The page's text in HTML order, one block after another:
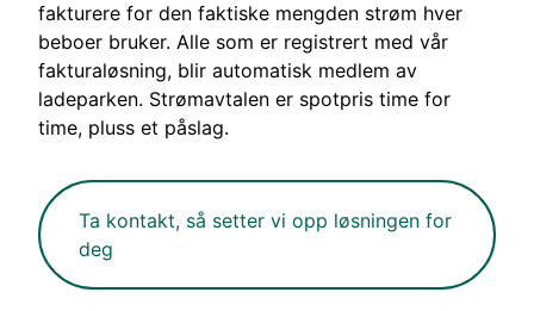
fakturere for den faktiske mengden strøm hver
beboer bruker. Alle som er registrert med vår
fakturaløsning, blir automatisk medlem av
ladeparken. Strømavtalen er spotpris time for
time, pluss et påslag.
Ta kontakt, så setter vi opp løsningen for
deg